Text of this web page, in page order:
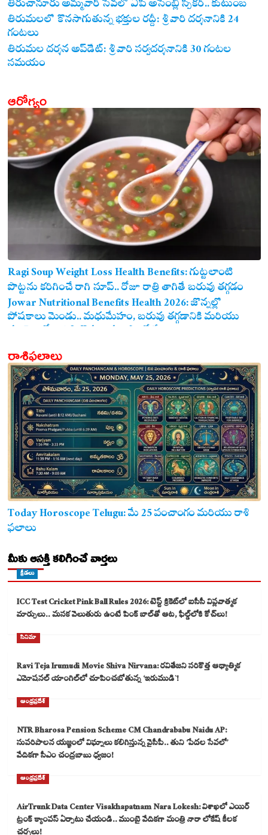
తిరుచానూరు అమ్మవారి సేవలో ఏపీ అసెంబ్లీ స్పీకర్.. కుటుంబ
సమేతంగా దర్శించుకున్న అయ్యన్నపాత్రుడు!
తిరుమలలో కొనసాగుతున్న భక్తుల రద్దీ: శ్రీవారి దర్శనానికి 24
గంటలు
తిరుమల దర్శన అప్‌డేట్: శ్రీవారి సర్వదర్శనానికి 30 గంటల
సమయం
ఆరోగ్యం
Ragi Soup Weight Loss Health Benefits: గుట్టలాంటి
పొట్టను కరిగించే రాగి సూప్.. రోజూ రాత్రి తాగితే బరువు తగ్గడం
ఖాయం!
Jowar Nutritional Benefits Health 2026: జొన్నల్లో
పోషకాలు మెండు.. మధుమేహం, బరువు తగ్గడానికి మరియు
గుండె ఆరోగ్యానికి జొన్న అన్నం ఎంతో మేలు!
రాశిఫలాలు
Today Horoscope Telugu: మే 25 పంచాంగం మరియు రాశి
ఫలాలు
మీకు ఆసక్తి కలిగించే వార్తలు
క్రీడలు
ICC Test Cricket Pink Ball Rules 2026: టెస్ట్ క్రికెట్‌లో ఐసీసీ విప్లవాత్మక
మార్పులు.. మసక వెలుతురు ఉంటే పింక్ బాల్‌తో ఆట, ఫీల్డ్‌లోకి కోచ్‌లు!
సినిమా
Ravi Teja Irumudi Movie Shiva Nirvana: రవితేజని సరికొత్త ఆధ్యాత్మిక
ఎమోషనల్ యాంగిల్‌లో చూపించబోతున్న ‘ఇరుముడి`!
ఆంధ్రప్రదేశ్
NTR Bharosa Pension Scheme CM Chandrababu Naidu AP:
సుపరిపాలన యజ్ఞంలో విఘ్నాలు కలిగిస్తున్న వైసీపీ.. తుని ‘పేదల సేవలో’
వేదికగా సీఎం చంద్రబాబు ధ్వజం!
ఆంధ్రప్రదేశ్
AirTrunk Data Center Visakhapatnam Nara Lokesh: విశాఖలో ఎయిర్
ట్రంక్ క్యాంపస్ ఏర్పాటు చేయండి.. ముంబై వేదికగా మంత్రి నారా లోకేష్ కీలక